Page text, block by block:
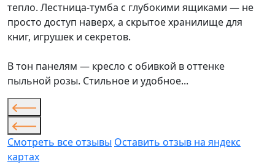
тепло. Лестница-тумба с глубокими ящиками — не
просто доступ наверх, а скрытое хранилище для
книг, игрушек и секретов.
В тон панелям — кресло с обивкой в оттенке
пыльной розы. Стильное и удобное...
Смотреть все отзывы Оставить отзыв на яндекс
картах